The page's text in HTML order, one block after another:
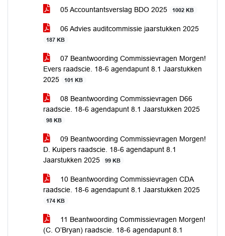
05 Accountantsverslag BDO 2025 1002 KB
06 Advies auditcommissie jaarstukken 2025
187 KB
07 Beantwoording Commissievragen Morgen!
Evers raadscie. 18-6 agendapunt 8.1 Jaarstukken
2025
101 KB
08 Beantwoording Commissievragen D66
raadscie. 18-6 agendapunt 8.1 Jaarstukken 2025
98 KB
09 Beantwoording Commissievragen Morgen!
D. Kuipers raadscie. 18-6 agendapunt 8.1
Jaarstukken 2025
99 KB
10 Beantwoording Commissievragen CDA
raadscie. 18-6 agendapunt 8.1 Jaarstukken 2025
174 KB
11 Beantwoording Commissievragen Morgen!
(C. O’Bryan) raadscie. 18-6 agendapunt 8.1